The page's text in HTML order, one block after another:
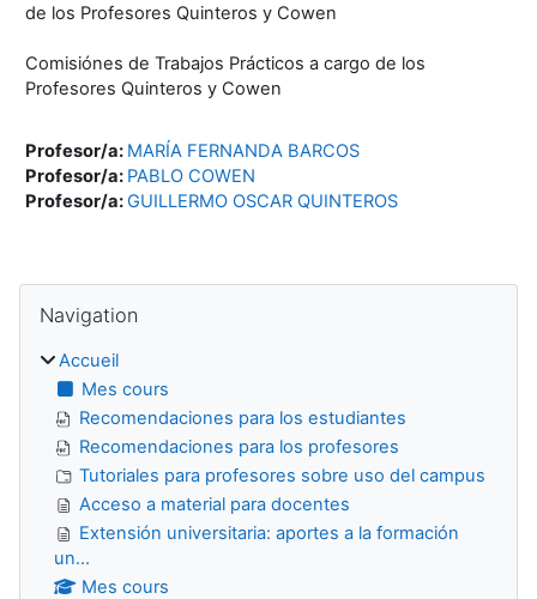
de los Profesores Quinteros y Cowen
Comisiónes de Trabajos Prácticos a cargo de los
Profesores Quinteros y Cowen
Profesor/a: MARÍA FERNANDA BARCOS
Profesor/a: PABLO COWEN
Profesor/a:GUILLERMO OSCAR QUINTEROS
Blocs
Navigation
Accueil
Mes cours
Recomendaciones para los estudiantes
Recomendaciones para los profesores
Tutoriales para profesores sobre uso del campus
Acceso a material para docentes
Extensión universitaria: aportes a la formación
un...
Mes cours